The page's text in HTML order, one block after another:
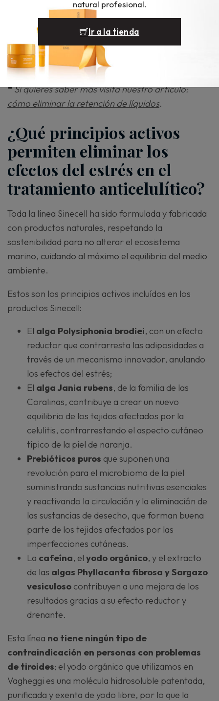
celulitis y grasa localizada, tanto en
delgadas que no buscan pérdida de volumen, pero sí
buscan un buen drenaje, y una solución a su
retención de líquidos y mala circulación.
❝Si quieres saber más visita nuestro artículo:
cómo eliminar la retención de líquidos.
¿Qué principios activos
permiten eliminar los
efectos del estrés en el
tratamiento anticelulítico?
Toda la línea Sinecell ha sido formulada y fabricada
con productos naturales, respetando la
sostenibilidad para no alterar el ecosistema
marino, cuidando al máximo el equilibrio del medio
ambiente.
Estos son los principios activos incluídos en los
productos Sinecell:
El alga Polysiphonia brodiei, con un efecto
reductor que contrarresta las adiposidades a
través de un mecanismo innovador, anulando
los efectos del estrés;
El alga Jania rubens, de la familia de las
Coralinas, contribuye a crear un nuevo
equilibrio de los tejidos afectados por la
celulitis, contrarrestando el aspecto cutáneo
típico de la piel de naranja.
Prebióticos puros que suponen una
revolución para el microbioma de la piel
suministrando sustancias nutritivas esenciales
y reactivando la circulación y la eliminación de
las sustancias de desecho, que forman buena
parte de los tejidos afectados por las
imperfecciones cutáneas.
La cafeína, el yodo orgánico, y el extracto
de las algas Phyllacanta fibrosa y Sargazo
vesiculoso contribuyen a una mejora de los
resultados gracias a su efecto reductor y
drenante.
Esta línea no tiene ningún tipo de
contraindicación en personas con problemas
de tiroides; el yodo orgánico que utilizamos en
Vagheggi es una molécula hidrosoluble patentada,
purificada y exenta de yodo libre, por lo que la
natural profesional.
Ir a la tienda